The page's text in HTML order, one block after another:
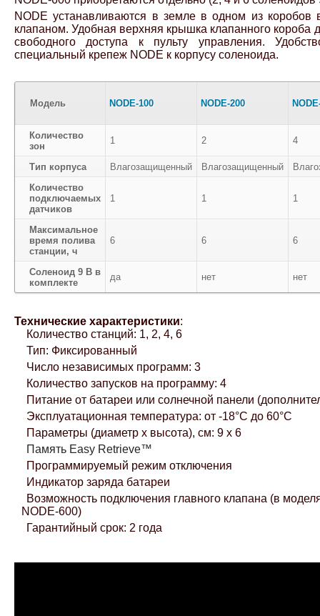
NODE устанавливаются в земле в одном из коробов
клапаном. Удобная верхняя крышка клапанного короба
свободного доступа к пульту управления.
специальный крепеж NODE к корпусу соленоида.
Модель NODE-100 NODE-200
Количество
зон
1 2 4
Тип корпуса Влагозащищенный Влагозащищенный
Количество
подключаемых
датчиков
1 1 1
Максимальное
время полива
станции, ч
6 6 6
Соленоид 9 В в
комплекте
да нет нет
Технические характеристики:
Количество станций: 1, 2, 4, 6
Тип: Фиксированный
Число независимых программ: 3
Количество запусков на программу: 4
Питание от батареи или солнечной панели
Эксплуатационная температура: от -18°С до 60°С
Параметры (диаметр х высота), см: 9 х 6
Память Easy Retrieve™
Программируемый режим отключения
Индикатор заряда батареи
Возможность подключения главного клапана (в
NODE-600)
Гарантийный срок: 2 года